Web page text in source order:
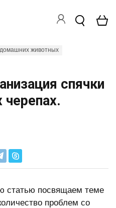
животных
спячки
статью посвящаем теме
проблем со